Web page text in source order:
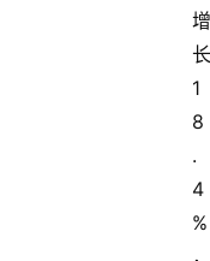
增
长
1
8
.
4
%
，